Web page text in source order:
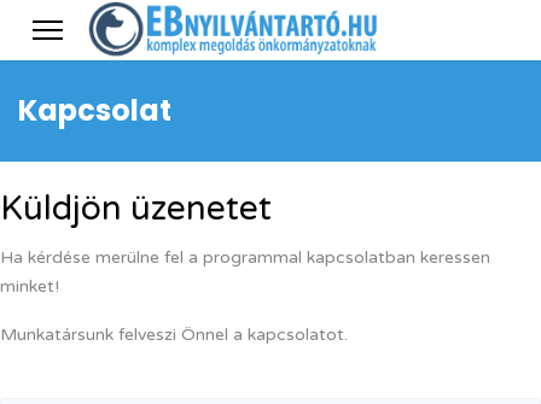
Kapcsolat
Küldjön üzenetet
Ha kérdése merülne fel a programmal kapcsolatban keressen
minket!
Munkatársunk felveszi Önnel a kapcsolatot.